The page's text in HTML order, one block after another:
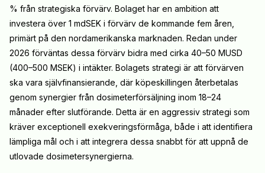
% från strategiska förvärv. Bolaget har en ambition att
investera över 1 mdSEK i förvärv de kommande fem åren,
primärt på den nordamerikanska marknaden. Redan under
2026 förväntas dessa förvärv bidra med cirka 40–50 MUSD
(400–500 MSEK) i intäkter. Bolagets strategi är att förvärven
ska vara självfinansierande, där köpeskillingen återbetalas
genom synergier från dosimeterförsäljning inom 18–24
månader efter slutförande. Detta är en aggressiv strategi som
kräver exceptionell exekveringsförmåga, både i att identifiera
lämpliga mål och i att integrera dessa snabbt för att uppnå de
utlovade dosimetersynergierna.